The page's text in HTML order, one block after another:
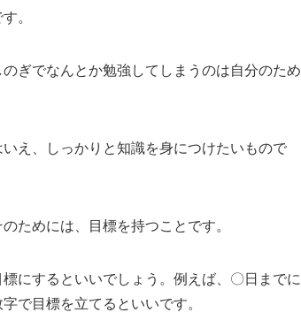
。
ぎでなんとか勉強してしまうのは自分のため
え、しっかりと知識を身につけたいもので
ためには、目標を持つことです。
にするといいでしょう。例えば、〇日までに
で目標を立てるといいです。